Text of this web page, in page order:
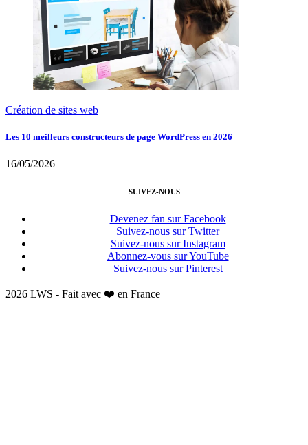
Création de sites web
Les 10 meilleurs constructeurs de page WordPress en 2026
16/05/2026
SUIVEZ-NOUS
Devenez fan sur Facebook
Suivez-nous sur Twitter
Suivez-nous sur Instagram
Abonnez-vous sur YouTube
Suivez-nous sur Pinterest
2026 LWS - Fait avec ❤️ en France